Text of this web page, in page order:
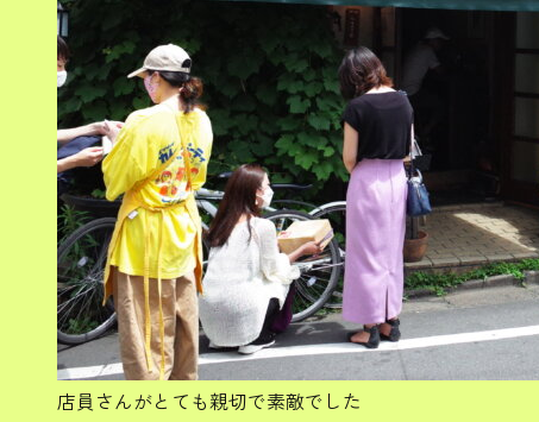
店員さんがとても親切で素敵でした